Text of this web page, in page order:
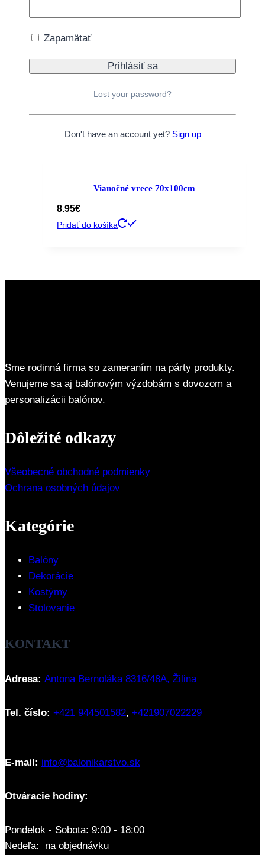
Vianočné vrece 70x100cm
8.95€
Pridať do košíka
Sme rodinná firma so zameraním na párty produkty.
Venujeme sa aj balónovým výzdobám s dovozom a
personalizácii balónov.
Dôležité odkazy
Všeobecné obchodné podmienky
Ochrana osobných údajov
Kategórie
Balóny
Dekorácie
Kostýmy
Stolovanie
KONTAKT
Adresa: Antona Bernoláka 8316/48A, Žilina
Tel. číslo: +421 944501582, +421907022229
E-mail: info@balonikarstvo.sk
Otváracie hodiny:
Pondelok - Sobota: 9:00 - 18:00
Nedeľa: na objednávku
Zapamätať
Lost your password?
Don't have an account yet? Sign up